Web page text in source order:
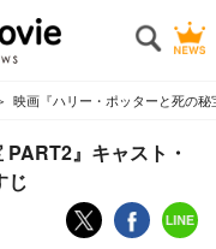
映画『ハリー・ポッターと死の
』キャスト・
じ